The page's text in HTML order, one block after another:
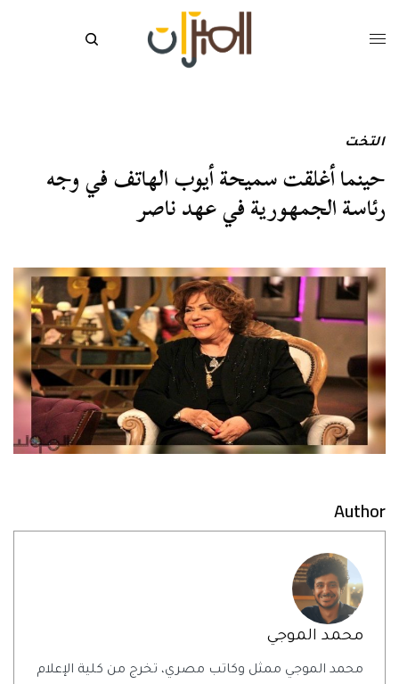
التخت
حينما أغلقت سميحة أيوب الهاتف في وجه
رئاسة الجمهورية في عهد ناصر
Author
محمد الموجي
محمد الموجي ممثل وكاتب مصري، تخرج من كلية الإعلام